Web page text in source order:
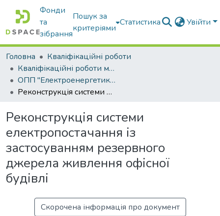
Фонди
та
зібрання
Пошук за
критеріями
Статистика Увійти
Головна
Кваліфікаційні роботи
Кваліфікаційні роботи магістрів
ОПП "Електроенергетика, електротехніка та електромеханіка"
Реконструкція системи електропостачання із застосуванням резервного джерела живлення офісної будівлі
Реконструкція системи
електропостачання із
застосуванням резервного
джерела живлення офісної
будівлі
Скорочена інформація про документ